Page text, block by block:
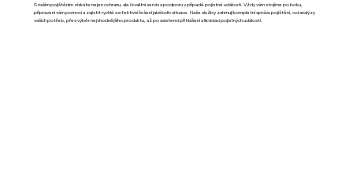
S naším pojištěním získáte nejen ochranu, ale i kvalitní servis a podporu v případě pojistné události. Vždy vám stojíme po boku,
připraveni vám pomoci a zajistit rychlé a efektivní řešení jakékoliv situace. Naše služby zahrnují kompletní správu pojištění, od analýzy
vašich potřeb, přes výběr nejvhodnějšího produktu, až po asistenci při hlášení a likvidaci pojistných událostí.